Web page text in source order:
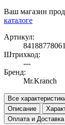
Ваш магазин
каталоге
Артикул:
Штрихкод:
---
Бренд:
Mr.Kranch
Все
Описание
Оплата и Доставка